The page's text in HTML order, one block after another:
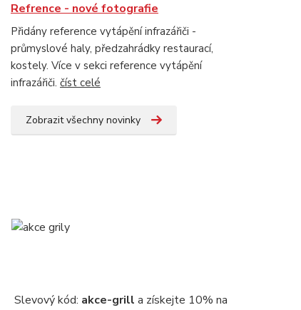
Refrence - nové fotografie
Přidány reference vytápění infrazářiči -
průmyslové haly, předzahrádky restaurací,
kostely. Více v sekci reference vytápění
infrazářiči. číst celé
Zobrazit všechny novinky
Slevový kód: akce-grill a získejte 10% na